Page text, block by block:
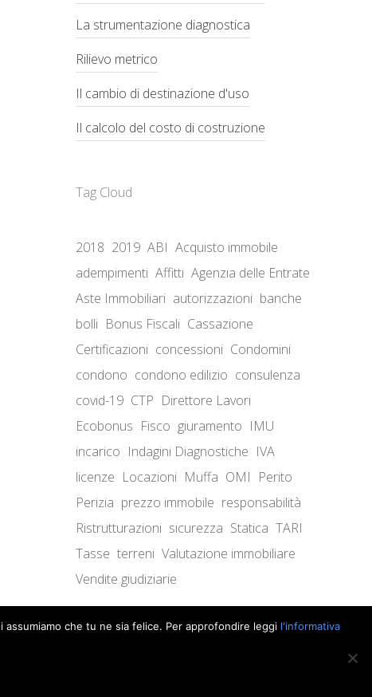
La strumentazione diagnostica
Rilievo metrico
Il cambio di destinazione d'uso
Il calcolo del costo di costruzione
Tag Cloud
2018 2019 ABI Acquisto immobile
adempimenti Affitti Agenzia delle Entrate
Aste Immobiliari autorizzazioni banche
bolli Bonus Fiscali Cassazione
Certificazioni concessioni Condomini
condono condono edilizio consulenza
covid-19 CTP Direttore Lavori
Ecobonus Fisco giuramento IMU
incarico Indagini Diagnostiche IVA
licenze Locazioni Muffa OMI Perito
Perizia prezzo immobile responsabilità
Ristrutturazioni sicurezza Statica TARI
Tasse terreni Valutazione immobiliare
Vendite giudiziarie
che tu ne sia felice. Per approfondire leggi l'informativa